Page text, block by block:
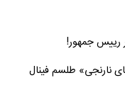
رییس جمهور!
جهانی ۲۰۲۶ | «لاله‌های نارنجی» طلسم فینال